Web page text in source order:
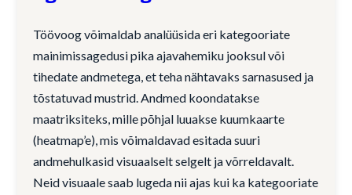
Töövoog võimaldab analüüsida eri kategooriate
mainimissagedusi pika ajavahemiku jooksul või
tihedate andmetega, et teha nähtavaks sarnasused ja
tõstatuvad mustrid. Andmed koondatakse
maatriksiteks, mille põhjal luuakse kuumkaarte
(heatmap’e), mis võimaldavad esitada suuri
andmehulkasid visuaalselt selgelt ja võrreldavalt.
Neid visuaale saab lugeda nii ajas kui ka kategooriate